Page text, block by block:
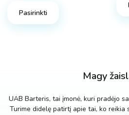
Pasirinkti
chosen
Magy
UAB Barteris, tai įmonė, kuri pradėjo
Turime didelę patirtį apie tai, ko reikia